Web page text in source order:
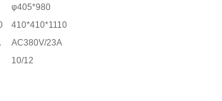
φ405*980
410*410*1110
AC380V/23A
10/12